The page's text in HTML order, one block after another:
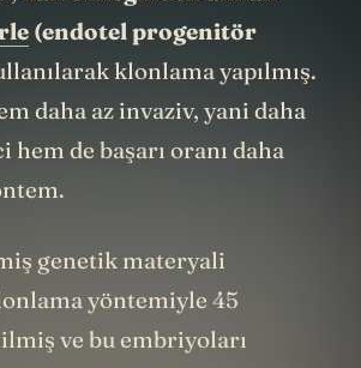
kan örneğinden alınan
(endotel progenitör
klonlama yapılmış.
daha az invaziv, yani daha
de başarı oranı daha
genetik materyali
yöntemiyle 45